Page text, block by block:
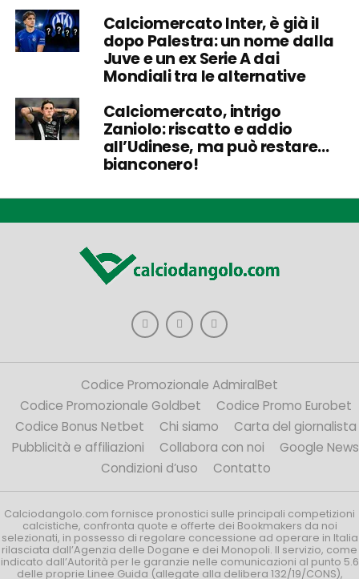
Calciomercato Inter, è già il
dopo Palestra: un nome dalla
Juve e un ex Serie A dai
Mondiali tra le alternative
Calciomercato, intrigo
Zaniolo: riscatto e addio
all’Udinese, ma può restare…
bianconero!
Codice Promozionale AdmiralBet
Codice Promozionale Goldbet
Codice Promo Eurobet
Codice Bonus Netbet
Chi siamo
Carta del giornalista
Pubblicità e affiliazioni
Collabora con noi
Google News
Condizioni d’uso
Contatto
Calciodangolo.com fornisce pronostici sulle principali competizioni
calcistiche, confronta quote e offerte dei Bookmakers da noi
selezionati, in possesso di regolare concessione ad operare in Italia
rilasciata dall’Agenzia delle Dogane e dei Monopoli. Il servizio, come
indicato dall’Autorità per le garanzie nelle comunicazioni al punto 5.6
delle proprie Linee Guida (allegate alla delibera 132/19/CONS),